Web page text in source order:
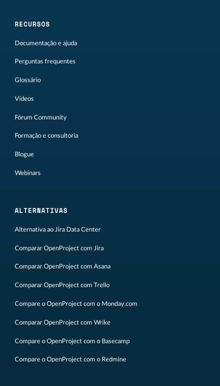
RECURSOS
Documentação e ajuda
Perguntas frequentes
Glossário
Vídeos
Fórum Community
Formação e consultoria
Blogue
Webinars
ALTERNATIVAS
Alternativa ao Jira Data Center
Comparar OpenProject com Jira
Comparar OpenProject com Asana
Comparar OpenProject com Trello
Compare o OpenProject com o Monday.com
Comparar OpenProject com Wrike
Compare o OpenProject com o Basecamp
Compare o OpenProject com o Redmine